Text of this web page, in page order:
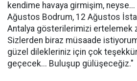
kendime havaya girmişim,
Ağustos Bodrum, 12 Ağustos
Antalya gösterilerimizi ertelemek
Sizlerden biraz müsaade istiyorum.
güzel dilekleriniz için çok
geçecek... Buluşup gülüşeceğiz."